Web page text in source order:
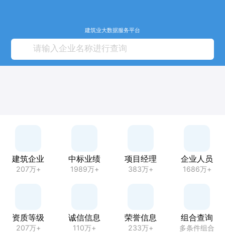
建筑业大数据服务平台
建筑企业
207万+
中标业绩
1989万+
项目经理
383万+
企业人员
1686万+
资质等级
207万+
诚信信息
110万+
荣誉信息
233万+
组合查询
多条件组合